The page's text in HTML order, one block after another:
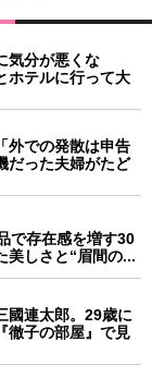
気分が悪くな
ホテルに行って大
外での発散は申告
だった夫婦がたど
で存在感を増す30
美しさと“眉間の...
國連太郎。29歳に
徹子の部屋』で見